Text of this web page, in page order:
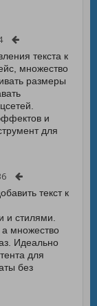
текста к
множество
размеры
и
для
текст к
и стилями.
множество
Идеально
для
без